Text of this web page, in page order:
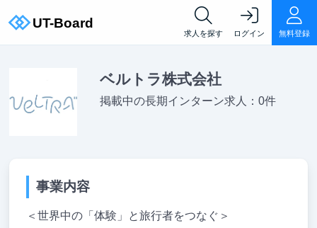
求人を探す ログイン 無料登録
ベルトラ株式会社
掲載中の長期インターン求人：0件
事業内容
＜世界中の「体験」と旅行者をつなぐ＞